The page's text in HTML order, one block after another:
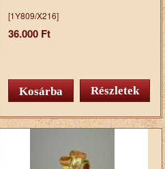
[1Y809/X216]
36.000 Ft
Részletek